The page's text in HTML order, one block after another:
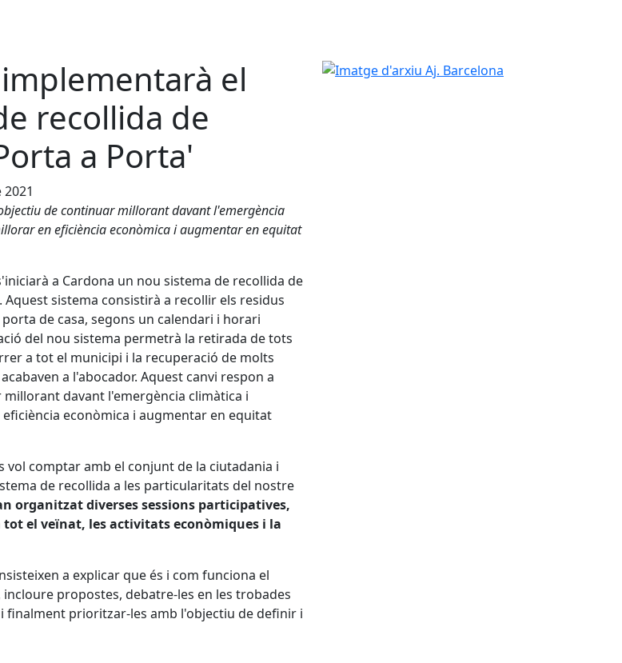
el
recollida de
a Porta'
de continuar millorant davant l'emergència
en eficiència econòmica i augmentar en equitat
a Cardona un nou sistema de recollida de
. Aquest sistema consistirà a recollir els residus
de casa, segons un calendari i horari
del nou sistema permetrà la retirada de tots
a tot el municipi i la recuperació de molts
a l'abocador. Aquest canvi respon a
davant l'emergència climàtica i
econòmica i augmentar en equitat
vol comptar amb el conjunt de la ciutadania i
de recollida a les particularitats del nostre
organitzat diverses sessions participatives,
tot el veïnat, les activitats econòmiques i la
a explicar que és i com funciona el
propostes, debatre-les en les trobades
finalment prioritzar-les amb l'objectiu de definir i
Imatge d'arxiu Aj. Barcelona